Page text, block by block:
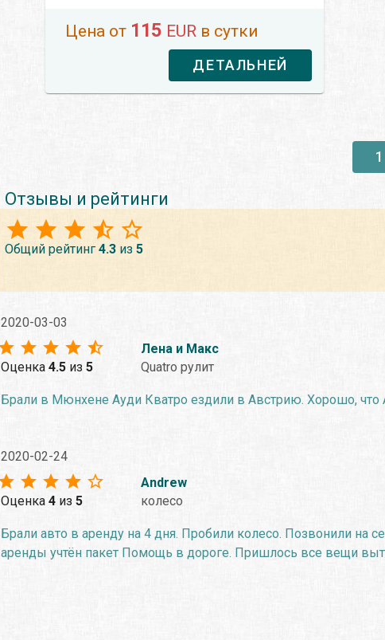
Цена от 115 EUR в сутки
ДЕТАЛЬНЕЙ
1
Отзывы и рейтинги
Общий рейтинг 4.3из 5
2020-03-03
Оценка 4.5из 5
Лена и Макс
Quatro рулит
Брали в Мюнхене Ауди Кватро ездили в Австрию. Хорошо, что
2020-02-24
Оценка 4из 5
Andrew
колесо
Брали авто в аренду на 4 дня. Пробили колесо. Позвонили на
аренды учтён пакет Помощь в дороге. Пришлось все вещи